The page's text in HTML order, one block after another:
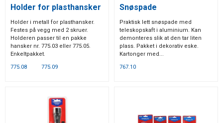
Holder for plasthansker
Holder i metall for plasthansker.
Festes på vegg med 2 skruer.
Holderen passer til en pakke
hansker nr. 775.03 eller 775.05.
Enkeltpakket.
775.08
775.09
Snøspade
Praktisk lett snøspade med
teleskopskaft i aluminium. Kan
demonteres slik at den tar liten
plass. Pakket i dekorativ eske.
Kartonger med...
767.10